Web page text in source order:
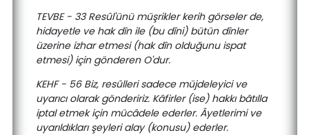
TEVBE - 33 Resûl'ünü müşrikler kerih görseler de,
hidayetle ve hak dîn ile (bu dîni) bütün dînler
üzerine izhar etmesi (hak dîn olduğunu ispat
etmesi) için gönderen O'dur.
KEHF - 56 Biz, resûlleri sadece müjdeleyici ve
uyarıcı olarak göndeririz. Kâfirler (ise) hakkı bâtılla
iptal etmek için mücâdele ederler. Âyetlerimi ve
uyarıldıkları şeyleri alay (konusu) ederler.